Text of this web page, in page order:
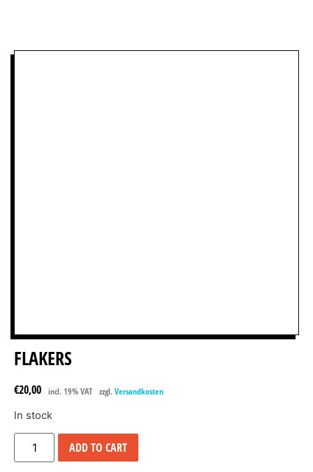
FLAKERS
€20,00 incl. 19% VAT zzgl. Versandkosten
In stock
ADD TO CART